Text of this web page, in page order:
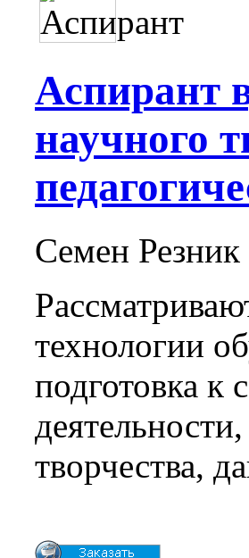
Аспирант
научного
Семен Резник
технологии
подготовка к
творчества,